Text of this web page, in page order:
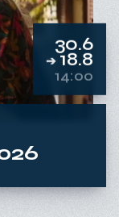
30.6
➔ 18.8
14:00